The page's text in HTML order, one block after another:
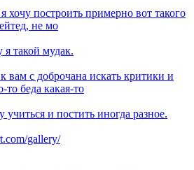
построить примерно вот такого
не мо
такой мудак.
с доброчана искать критики и
то беда какая-то
и постить иногда разное.
gallery/